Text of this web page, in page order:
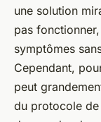
une solution
pas
symptômes
Cependant,
peut
du protocole